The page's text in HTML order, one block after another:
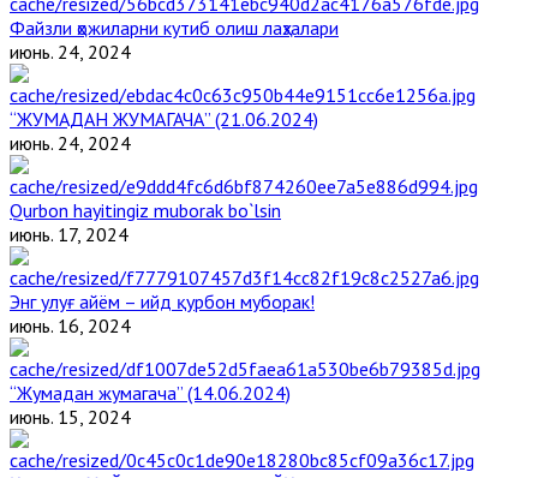
Файзли ҳожиларни кутиб олиш лаҳзалари
июнь. 24, 2024
“ЖУМАДАН ЖУМАГАЧА” (21.06.2024)
июнь. 24, 2024
Qurbon hayitingiz muborak bo`lsin
июнь. 17, 2024
Энг улуғ айём – ийд қурбон муборак!
июнь. 16, 2024
“Жумадан жумагача” (14.06.2024)
июнь. 15, 2024